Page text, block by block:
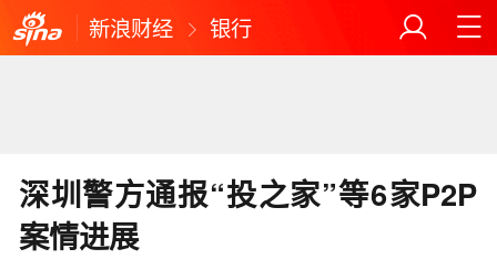
新浪财经 银行
深圳警方通报“投之家”等6家P2P
案情进展